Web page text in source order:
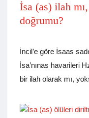
İsa (as) ilah
doğrumu?
İncil’e göre İsaas
İsa’nınas havarileri
bir ilah olarak mı,